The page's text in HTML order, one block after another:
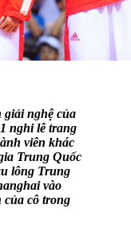
giải nghệ của
nghi lễ trang
viên khác
Trung Quốc
lông Trung
vào
của cô trong